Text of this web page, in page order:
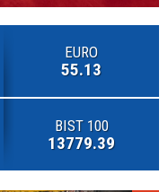
EURO
55.13
BIST 100
13779.39